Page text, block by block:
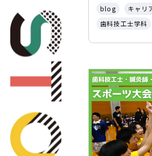
blog キャリ
歯科技工士学科